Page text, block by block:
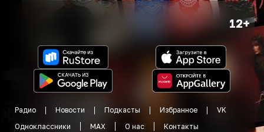
12+
Радио Новости Подкасты Избранное
VK
Одноклассники
MAX О нас
Контакты